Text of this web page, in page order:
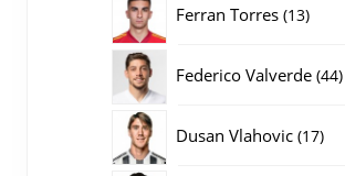
Ferran Torres 1313
Federico Valverde 4444
Dusan Vlahovic 1717